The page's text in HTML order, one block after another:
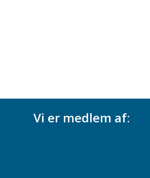
Vi er medlem af: